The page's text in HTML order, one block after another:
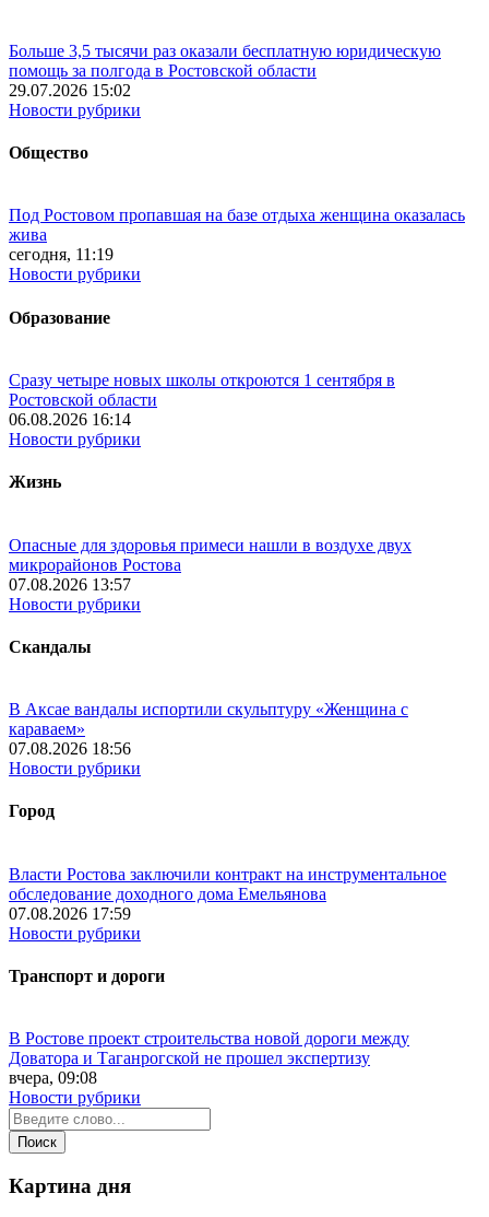
Больше 3,5 тысячи раз оказали бесплатную юридическую
помощь за полгода в Ростовской области
29.07.2026 15:02
Новости рубрики
Общество
Под Ростовом пропавшая на базе отдыха женщина оказалась
жива
сегодня, 11:19
Новости рубрики
Образование
Сразу четыре новых школы откроются 1 сентября в
Ростовской области
06.08.2026 16:14
Новости рубрики
Жизнь
Опасные для здоровья примеси нашли в воздухе двух
микрорайонов Ростова
07.08.2026 13:57
Новости рубрики
Скандалы
В Аксае вандалы испортили скульптуру «Женщина с
караваем»
07.08.2026 18:56
Новости рубрики
Город
Власти Ростова заключили контракт на инструментальное
обследование доходного дома Емельянова
07.08.2026 17:59
Новости рубрики
Транспорт и дороги
В Ростове проект строительства новой дороги между
Доватора и Таганрогской не прошел экспертизу
вчера, 09:08
Новости рубрики
Картина дня